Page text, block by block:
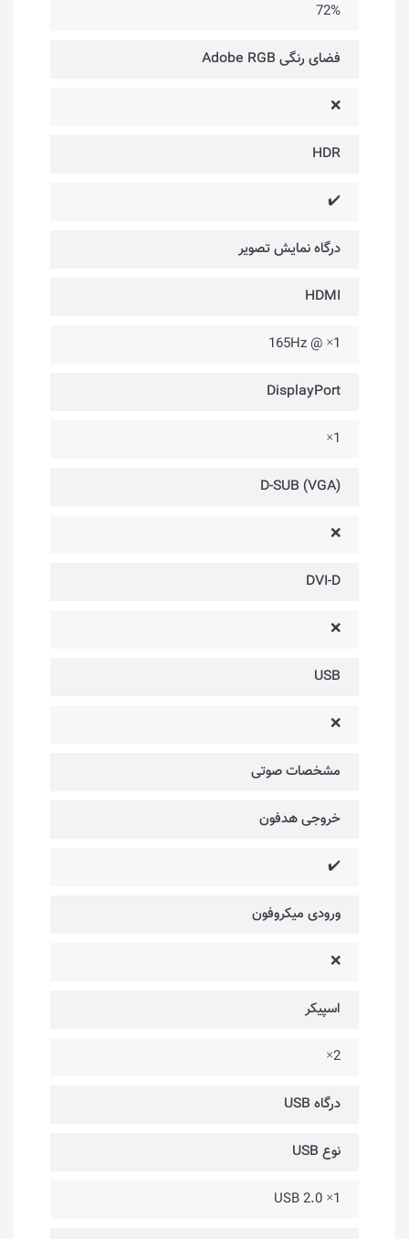
72%
فضای رنگی Adobe RGB
❌
HDR
✔️
درگاه‌ نمایش تصویر
HDMI
1× @ 165Hz
DisplayPort
1×
D-SUB (VGA)
❌
DVI-D
❌
USB
❌
مشخصات صوتی
خروجی هدفون
✔️
ورودی میکروفون
❌
اسپیکر
2×
درگاه USB
نوع USB
1× USB 2.0